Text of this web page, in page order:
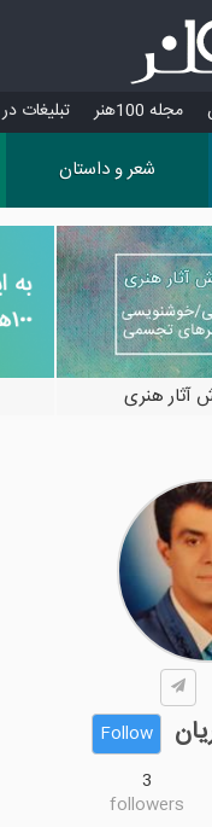
مجله 100هنر تبلیغات در 100هنر
شعر و داستان
آثار هنری
Follow
3
followers